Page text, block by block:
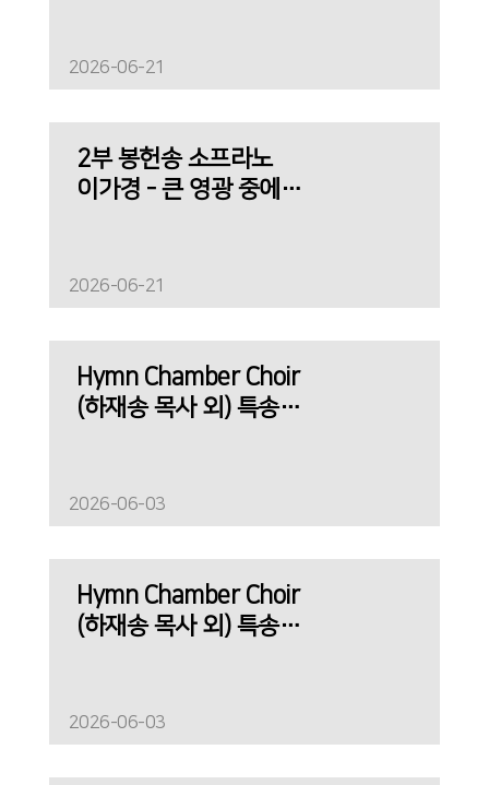
2026-06-21
2부 봉헌송 소프라노
이가경 - 큰 영광 중에
2026-06-21
Hymn Chamber Choir
(하재송 목사 외) 특송 -
2026-06-03
Hymn Chamber Choir
(하재송 목사 외) 특송 -
2026-06-03